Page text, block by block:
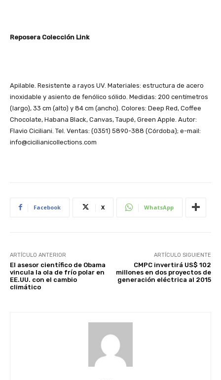
Reposera Colección Link
Apilable. Resistente a rayos UV. Materiales: estructura de acero
inoxidable y asiento de fenólico sólido. Medidas: 200 centímetros
(largo), 33 cm (alto) y 84 cm (ancho). Colores: Deep Red, Coffee
Chocolate, Habana Black, Canvas, Taupé, Green Apple. Autor:
Flavio Ciciliani. Tel. Ventas: (0351) 5890-388 (Córdoba); e-mail:
info@cicilianicollections.com
Facebook X WhatsApp
ARTÍCULO ANTERIOR
El asesor científico de Obama
vincula la ola de frío polar en
EE.UU. con el cambio
climático
ARTÍCULO SIGUIENTE
CMPC invertirá US$ 102
millones en dos proyectos de
generación eléctrica al 2015